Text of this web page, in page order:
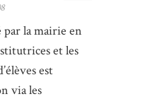
la mairie en
et les
est
via les